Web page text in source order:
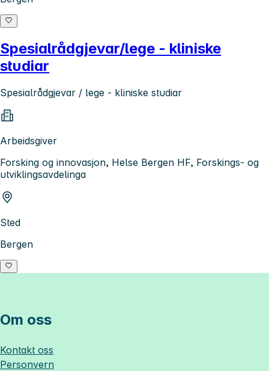
Spesialrådgjevar/lege - kliniske
studiar
Spesialrådgjevar / lege - kliniske studiar
Arbeidsgiver
Forsking og innovasjon, Helse Bergen HF, Forskings- og
utviklingsavdelinga
Sted
Bergen
Om oss
Kontakt oss
Personvern